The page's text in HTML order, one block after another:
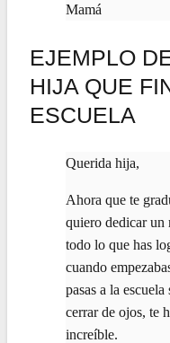
Mamá
EJEMPLO
HIJA QUE
ESCUELA
Querida hija,
Ahora que te
quiero dedicar un
todo lo que has
cuando
pasas a la
cerrar de ojos, te
increíble.